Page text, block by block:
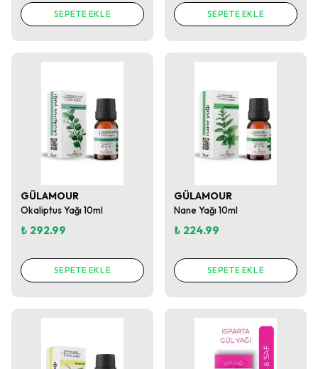
SEPETE EKLE SEPETE EKLE
GÜLAMOUR
Okaliptus Yağı 10ml
₺ 292.99
SEPETE EKLE
GÜLAMOUR
Nane Yağı 10ml
₺ 224.99
SEPETE EKLE